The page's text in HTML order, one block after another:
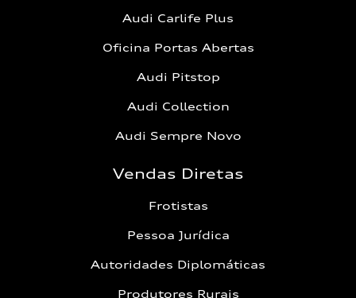
Audi Carlife Plus
Oficina Portas Abertas
Audi Pitstop
Audi Collection
Audi Sempre Novo
Vendas Diretas
Frotistas
Pessoa Jurídica
Autoridades Diplomáticas
Produtores Rurais